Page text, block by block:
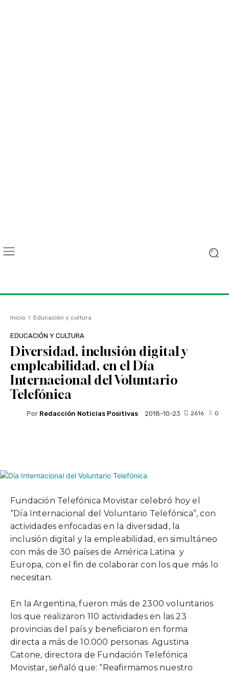
Inicio Educación y cultura
EDUCACIÓN Y CULTURA
Diversidad, inclusión digital y
empleabilidad, en el Día
Internacional del Voluntario
Telefónica
Por Redacción Noticias Positivas 2018-10-23 0
2616
Fundación Telefónica Movistar celebró hoy el
“Día Internacional del Voluntario Telefónica”, con
actividades enfocadas en la diversidad, la
inclusión digital y la empleabilidad, en simultáneo
con más de 30 países de América Latina y
Europa, con el fin de colaborar con los que más lo
necesitan.
En la Argentina, fueron más de 2300 voluntarios
los que realizaron 110 actividades en las 23
provincias del país y beneficiaron en forma
directa a más de 10.000 personas. Agustina
Catone, directora de Fundación Telefónica
Movistar, señaló que: “Reafirmamos nuestro